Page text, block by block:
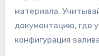
материала.
документацию, где
конфигурация